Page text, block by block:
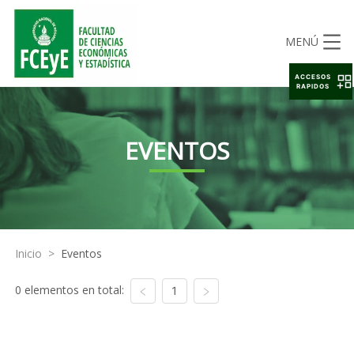
MENÚ
EVENTOS
Inicio > Eventos
0 elementos en total: 1
ACCESOS
RAPIDOS